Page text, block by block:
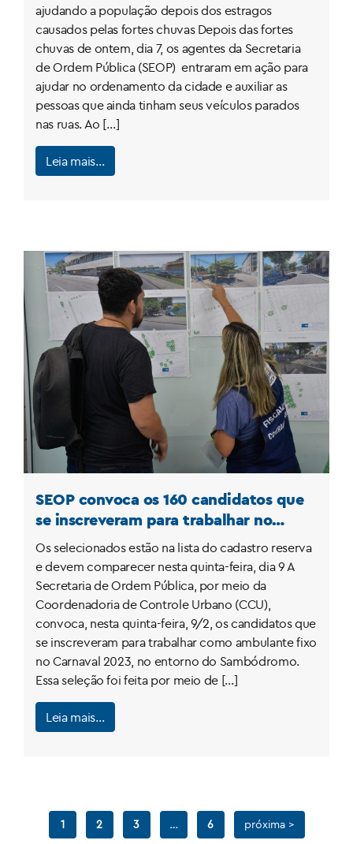
ajudando a população depois dos estragos
causados pelas fortes chuvas Depois das fortes
chuvas de ontem, dia 7, os agentes da Secretaria
de Ordem Pública (SEOP) entraram em ação para
ajudar no ordenamento da cidade e auxiliar as
pessoas que ainda tinham seus veículos parados
nas ruas. Ao […]
Leia mais…
SEOP convoca os 160 candidatos que
se inscreveram para trabalhar no
Carnaval 2023
Os selecionados estão na lista do cadastro reserva
e devem comparecer nesta quinta-feira, dia 9 A
Secretaria de Ordem Pública, por meio da
Coordenadoria de Controle Urbano (CCU),
convoca, nesta quinta-feira, 9/2, os candidatos que
se inscreveram para trabalhar como ambulante fixo
no Carnaval 2023, no entorno do Sambódromo.
Essa seleção foi feita por meio de […]
Leia mais…
1 2 3 … 6 próxima >